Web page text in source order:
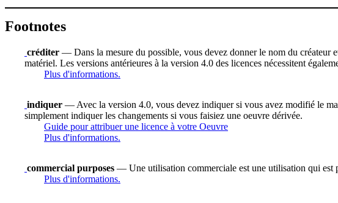
Footnotes
créditer — Dans la mesure du possible, vous devez donner le nom du créateur
matériel. Les versions antérieures à la version 4.0 des licences nécessitent
Plus d'informations.
indiquer — Avec la version 4.0, vous devez indiquer si vous avez modifié le
simplement indiquer les changements si vous faisiez une oeuvre dérivée.
Guide pour attribuer une licence à votre Oeuvre
Plus d'informations.
commercial purposes — Une utilisation commerciale est une utilisation qui est
Plus d'informations.